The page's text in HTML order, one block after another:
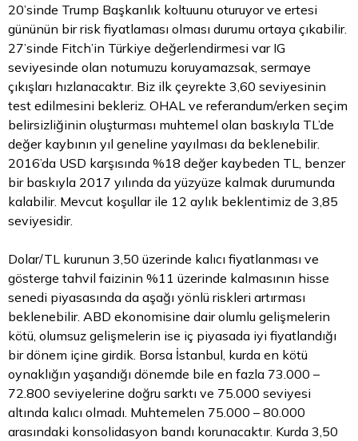
20’sinde Trump Başkanlık koltuunu oturuyor ve ertesi
gününün bir risk fiyatlaması olması durumu ortaya çıkabilir.
27’sinde Fitch’in Türkiye değerlendirmesi var IG
seviyesinde olan notumuzu koruyamazsak, sermaye
çıkışları hızlanacaktır. Biz ilk çeyrekte 3,60 seviyesinin
test edilmesini bekleriz. OHAL ve referandum/erken seçim
belirsizliğinin oluşturması muhtemel olan baskıyla TL’de
değer kaybının yıl geneline yayılması da beklenebilir.
2016’da USD karşısında %18 değer kaybeden TL, benzer
bir baskıyla 2017 yılında da yüzyüze kalmak durumunda
kalabilir. Mevcut koşullar ile 12 aylık beklentimiz de 3,85
seviyesidir.
Dolar/TL kurunun 3,50 üzerinde kalıcı fiyatlanması ve
gösterge tahvil faizinin %11 üzerinde kalmasının hisse
senedi piyasasında da aşağı yönlü riskleri artırması
beklenebilir. ABD ekonomisine dair olumlu gelişmelerin
kötü, olumsuz gelişmelerin ise iç piyasada iyi fiyatlandığı
bir dönem içine girdik. Borsa İstanbul, kurda en kötü
oynaklığın yaşandığı dönemde bile en fazla 73.000 –
72.800 seviyelerine doğru sarktı ve 75.000 seviyesi
altında kalıcı olmadı. Muhtemelen 75.000 – 80.000
arasındaki konsolidasyon bandı korunacaktır. Kurda 3,50